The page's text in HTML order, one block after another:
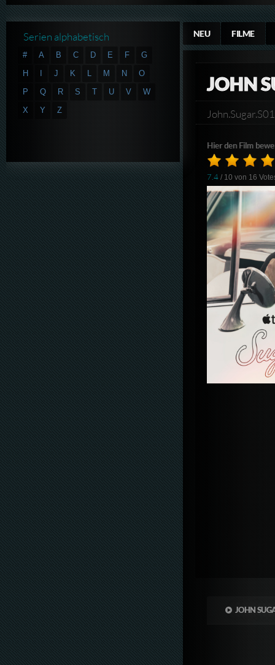
NEU FILME
JOHN
Hier den Film
7.4 / 10 von 16
JOHN
Serien alphabetisch
# A B C D E F
G
H
I J K L M N
O
P
Q R S T U V
W
X
Y Z